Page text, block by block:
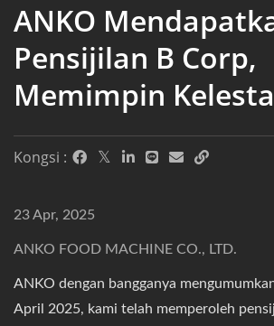
ANKO
Pensijilan B Corp,
Memimpin
Kongsi :
23 Apr, 2025
ANKO FOOD MACHINE CO., LTD.
ANKO dengan bangganya
April 2025, kami telah memperoleh